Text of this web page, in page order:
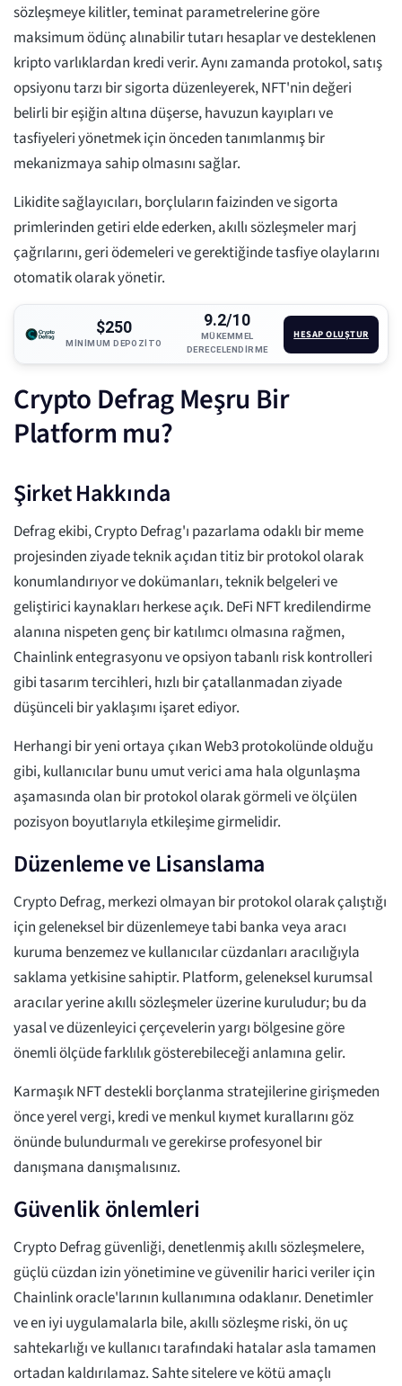
sözleşmeye kilitler, teminat parametrelerine göre
maksimum ödünç alınabilir tutarı hesaplar ve desteklenen
kripto varlıklardan kredi verir. Aynı zamanda protokol, satış
opsiyonu tarzı bir sigorta düzenleyerek, NFT'nin değeri
belirli bir eşiğin altına düşerse, havuzun kayıpları ve
tasfiyeleri yönetmek için önceden tanımlanmış bir
mekanizmaya sahip olmasını sağlar.
Likidite sağlayıcıları, borçluların faizinden ve sigorta
primlerinden getiri elde ederken, akıllı sözleşmeler marj
çağrılarını, geri ödemeleri ve gerektiğinde tasfiye olaylarını
otomatik olarak yönetir.
$250
MINIMUM DEPOZITO
9.2/10
MÜKEMMEL
DERECELENDIRME
HESAP OLUŞTUR
Crypto Defrag Meşru Bir
Platform mu?
Şirket Hakkında
Defrag ekibi, Crypto Defrag'ı pazarlama odaklı bir meme
projesinden ziyade teknik açıdan titiz bir protokol olarak
konumlandırıyor ve dokümanları, teknik belgeleri ve
geliştirici kaynakları herkese açık. DeFi NFT kredilendirme
alanına nispeten genç bir katılımcı olmasına rağmen,
Chainlink entegrasyonu ve opsiyon tabanlı risk kontrolleri
gibi tasarım tercihleri, hızlı bir çatallanmadan ziyade
düşünceli bir yaklaşımı işaret ediyor.
Herhangi bir yeni ortaya çıkan Web3 protokolünde olduğu
gibi, kullanıcılar bunu umut verici ama hala olgunlaşma
aşamasında olan bir protokol olarak görmeli ve ölçülen
pozisyon boyutlarıyla etkileşime girmelidir.
Düzenleme ve Lisanslama
Crypto Defrag, merkezi olmayan bir protokol olarak çalıştığı
için geleneksel bir düzenlemeye tabi banka veya aracı
kuruma benzemez ve kullanıcılar cüzdanları aracılığıyla
saklama yetkisine sahiptir. Platform, geleneksel kurumsal
aracılar yerine akıllı sözleşmeler üzerine kuruludur; bu da
yasal ve düzenleyici çerçevelerin yargı bölgesine göre
önemli ölçüde farklılık gösterebileceği anlamına gelir.
Karmaşık NFT destekli borçlanma stratejilerine girişmeden
önce yerel vergi, kredi ve menkul kıymet kurallarını göz
önünde bulundurmalı ve gerekirse profesyonel bir
danışmana danışmalısınız.
Güvenlik önlemleri
Crypto Defrag güvenliği, denetlenmiş akıllı sözleşmelere,
güçlü cüzdan izin yönetimine ve güvenilir harici veriler için
Chainlink oracle'larının kullanımına odaklanır. Denetimler
ve en iyi uygulamalarla bile, akıllı sözleşme riski, ön uç
sahtekarlığı ve kullanıcı tarafındaki hatalar asla tamamen
ortadan kaldırılamaz. Sahte sitelere ve kötü amaçlı